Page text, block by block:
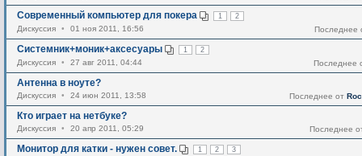
Современный компьютер для покера 1 2
Последнее
Дискуссия • 01 ноя 2011, 16:56
Системник+моник+аксесуары 1 2
Последнее
Дискуссия • 27 авг 2011, 04:44
Антенна в ноуте?
Последнее от
Дискуссия • 24 июн 2011, 13:58
Кто играет на нетбуке?
Последнее
Дискуссия • 20 апр 2011, 05:29
Монитор для катки - нужен совет. 1 2 3